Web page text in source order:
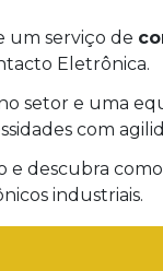
um serviço de
Eletrônica.
setor e uma
com
e descubra
industriais.